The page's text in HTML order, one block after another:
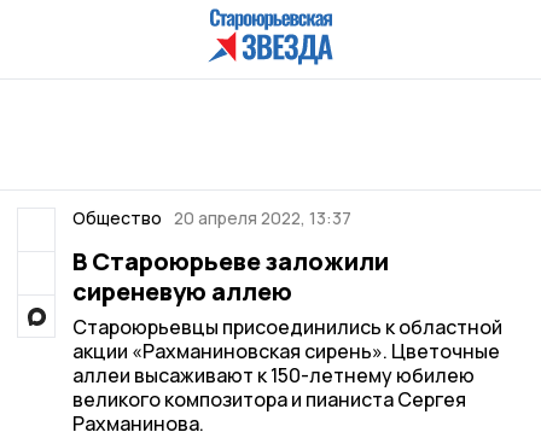
Общество 20 апреля 2022, 13:37
В Староюрьеве заложили
сиреневую аллею
Староюрьевцы присоединились к областной
акции «Рахманиновская сирень». Цветочные
аллеи высаживают к 150-летнему юбилею
великого композитора и пианиста Сергея
Рахманинова.